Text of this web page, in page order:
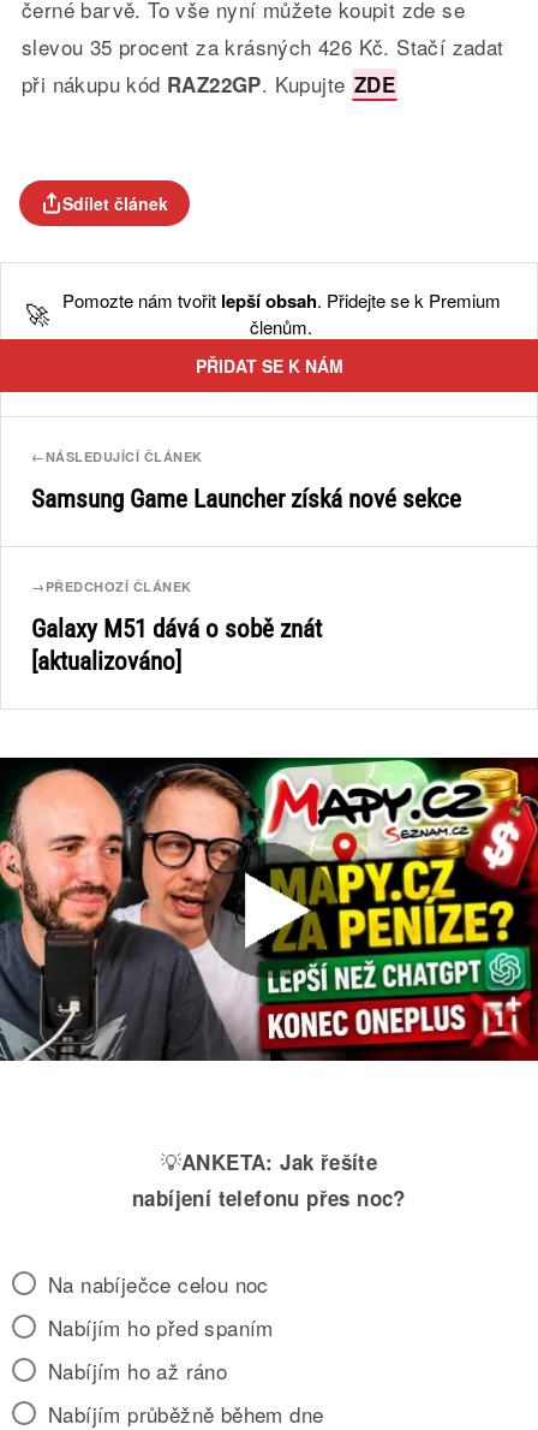
černé barvě. To vše nyní můžete koupit zde se
slevou 35 procent za krásných 426 Kč. Stačí zadat
při nákupu kód RAZ22GP. Kupujte ZDE
Sdílet článek
🚀 Pomozte nám tvořit lepší obsah. Přidejte se k Premium
členům.
PŘIDAT SE K NÁM
←NÁSLEDUJÍCÍ ČLÁNEK
Samsung Game Launcher získá nové sekce
→ PŘEDCHOZÍ ČLÁNEK
Galaxy M51 dává o sobě znát
[aktualizováno]
💡ANKETA: Jak řešíte
nabíjení telefonu přes noc?
Na nabíječce celou noc
Nabíjím ho před spaním
Nabíjím ho až ráno
Nabíjím průběžně během dne